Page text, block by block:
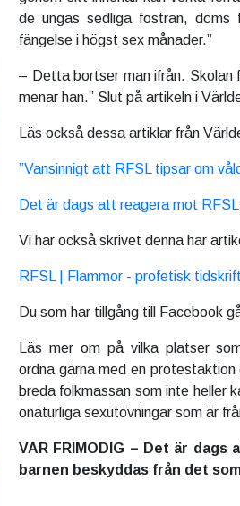
de ungas sedliga fostran, döms
fängelse i högst sex månader.”
– Detta bortser man ifrån. Skolan
menar han.” Slut på artikeln i
Läs också dessa artiklar från
”Vansinnigt att RFSL tipsar om
Det är dags att reagera mot
Vi har också skrivet denna har
RFSL | Flammor - profetisk tidskrift
Du som har tillgång till Facebook
Läs mer om på vilka platser
ordna gärna med en
breda folkmassan som inte heller
onaturliga sexutövningar som är
VAR FRIMODIG – Det är
barnen beskyddas från det